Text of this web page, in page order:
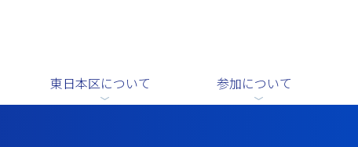
東日本区について 参加について